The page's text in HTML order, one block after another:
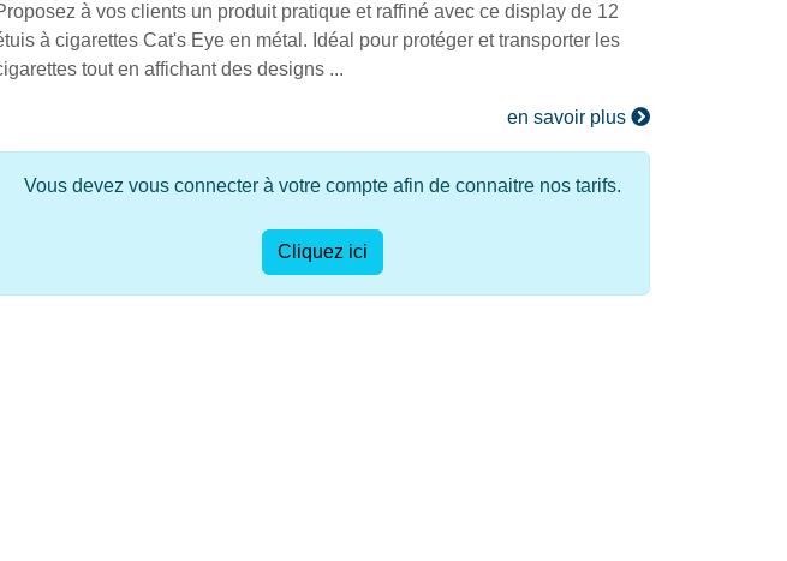
à vos clients un produit pratique et raffiné avec ce display de 12
à cigarettes Cat's Eye en métal. Idéal pour protéger et transporter les
tout en affichant des designs ...
en savoir plus
Vous devez vous connecter à votre compte afin de connaitre nos tarifs.
Cliquez ici